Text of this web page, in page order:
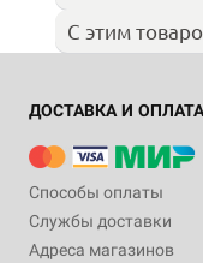
С этим
ДОСТАВКА И ОПЛАТА
Способы оплаты
Службы доставки
Адреса магазинов